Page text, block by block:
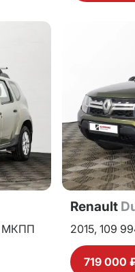
МКПП
Renault
2015, 109
719 000